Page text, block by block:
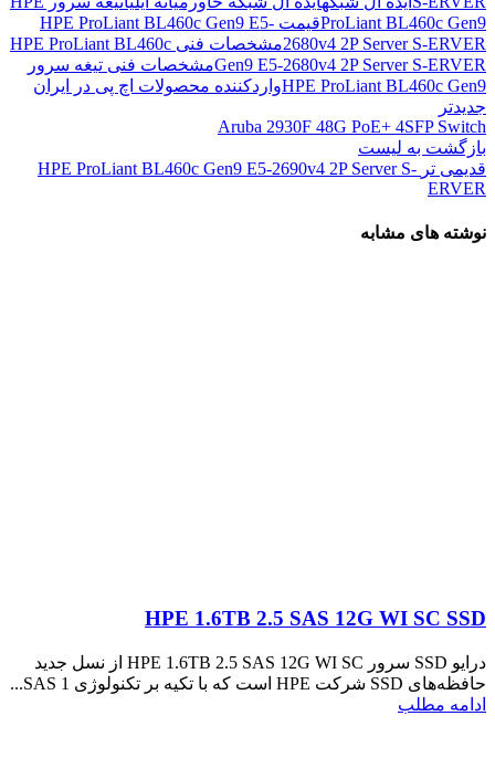
ProLiant BL460c Gen9
قیمت HPE ProLiant BL460c Gen9 E5-
2680v4 2P Server S-ERVER
مشخصات فنی HPE ProLiant BL460c
Gen9 E5-2680v4 2P Server S-ERVERمشخصات فنی تیغه سرور
HPE ProLiant BL460c Gen9واردکننده محصولات اچ پی در ایران
جدیدتر
Aruba 2930F 48G PoE+ 4SFP Switch
بازگشت به لیست
قدیمی تر HPE ProLiant BL460c Gen9 E5-2690v4 2P Server S-
ERVER
نوشته های مشابه
HPE 1.6TB 2.5 SAS 12G WI SC SSD
درایو SSD سرور HPE 1.6TB 2.5 SAS 12G WI SC از نسل جدید
حافظه‌های SSD شرکت HPE است که با تکیه بر تکنولوژی SAS 1...
ادامه مطلب